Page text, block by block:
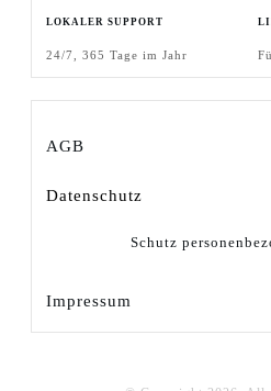
LOKALER SUPPORT
24/7, 365 Tage im Jahr
AGB
Datenschutz
Schutz
Impressum